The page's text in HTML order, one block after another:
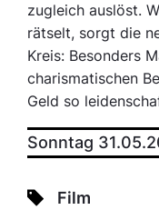
zugleich auslöst.
rätselt, sorgt die
Kreis: Besonders
charismatischen
Geld so
Sonntag
Film